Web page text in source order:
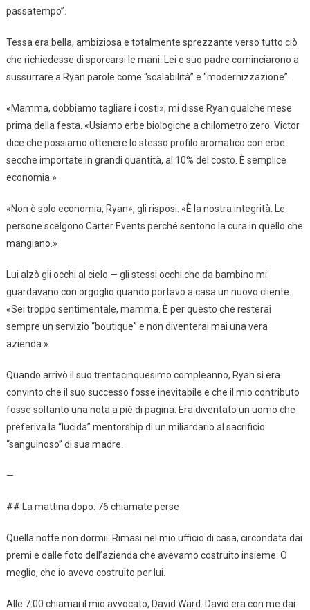
passatempo”.
Tessa era bella, ambiziosa e totalmente sprezzante verso tutto ciò
che richiedesse di sporcarsi le mani. Lei e suo padre cominciarono a
sussurrare a Ryan parole come “scalabilità” e “modernizzazione”.
«Mamma, dobbiamo tagliare i costi», mi disse Ryan qualche mese
prima della festa. «Usiamo erbe biologiche a chilometro zero. Victor
dice che possiamo ottenere lo stesso profilo aromatico con erbe
secche importate in grandi quantità, al 10% del costo. È semplice
economia.»
«Non è solo economia, Ryan», gli risposi. «È la nostra integrità. Le
persone scelgono Carter Events perché sentono la cura in quello che
mangiano.»
Lui alzò gli occhi al cielo — gli stessi occhi che da bambino mi
guardavano con orgoglio quando portavo a casa un nuovo cliente.
«Sei troppo sentimentale, mamma. È per questo che resterai
sempre un servizio “boutique” e non diventerai mai una vera
azienda.»
Quando arrivò il suo trentacinquesimo compleanno, Ryan si era
convinto che il suo successo fosse inevitabile e che il mio contributo
fosse soltanto una nota a piè di pagina. Era diventato un uomo che
preferiva la “lucida” mentorship di un miliardario al sacrificio
“sanguinoso” di sua madre.
—
## La mattina dopo: 76 chiamate perse
Quella notte non dormii. Rimasi nel mio ufficio di casa, circondata dai
premi e dalle foto dell’azienda che avevamo costruito insieme. O
meglio, che io avevo costruito per lui.
Alle 7:00 chiamai il mio avvocato, David Ward. David era con me dai